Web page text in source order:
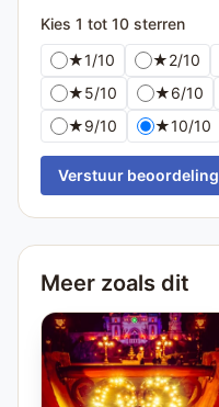
Kies 1 tot 10 sterren
★1/10 ★2/10
★5/10 ★6/10
★9/10 ★10/10
Verstuur beoordeling
Meer zoals dit